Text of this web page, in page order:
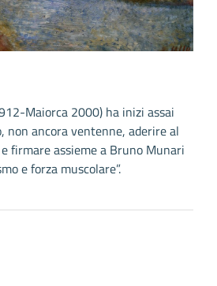
Maiorca 2000) ha inizi assai
non ancora ventenne, aderire al
firmare assieme a Bruno Munari
e forza muscolare”.